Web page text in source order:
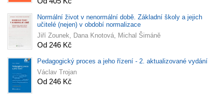
Normální život v nenormální době. Základní školy a jejich
učitelé (nejen) v období normalizace
Jiří Zounek, Dana Knotová, Michal Šimáně
Od 246 Kč
Pedagogický proces a jeho řízení - 2. aktualizované vydání
Václav Trojan
Od 246 Kč